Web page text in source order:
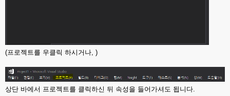
(프로젝트를 우클릭 하시거나, )
상단 바에서 프로젝트를 클릭하신 뒤 속성을 들어가셔도 됩니다.